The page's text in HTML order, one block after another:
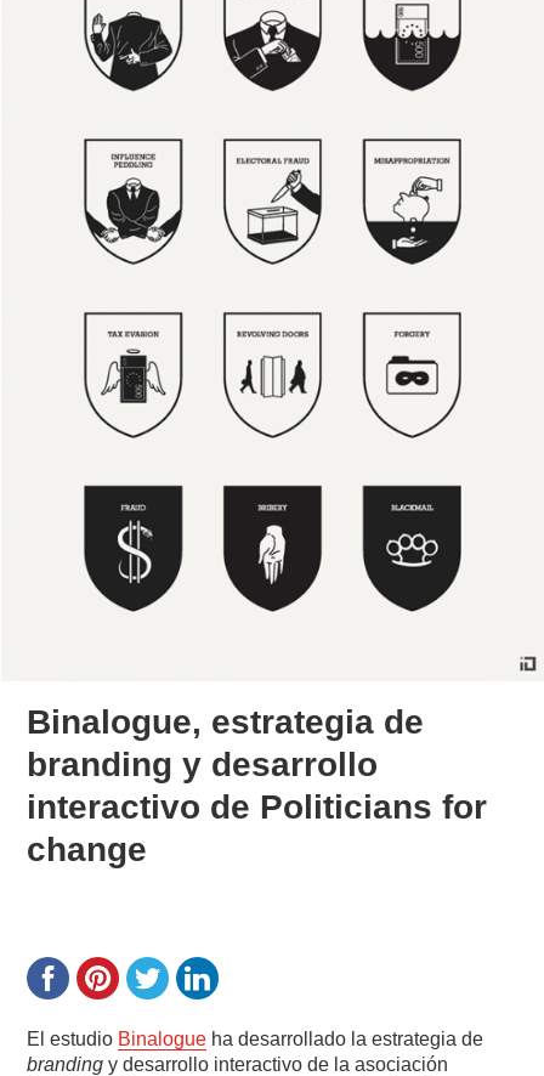
Binalogue, estrategia de
branding y desarrollo
interactivo de Politicians for
change
El estudio Binalogue ha desarrollado la estrategia de
branding y desarrollo interactivo de la asociación